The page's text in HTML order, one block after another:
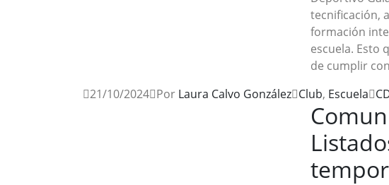
tecnificación,
formación
escuela. Esto
de cumplir
21/10/2024 Por Laura Calvo González Club, Escuela